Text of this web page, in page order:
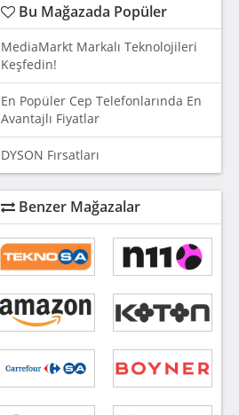
Bu Mağazada Popüler
MediaMarkt Markalı Teknolojileri
Keşfedin!
En Popüler Cep Telefonlarında En
Avantajlı Fiyatlar
DYSON Fırsatları
Benzer Mağazalar